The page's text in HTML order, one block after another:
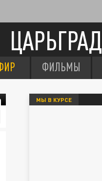
ЦАРЬГРАД
ФИЛЬМЫ
МЫ В КУРСЕ